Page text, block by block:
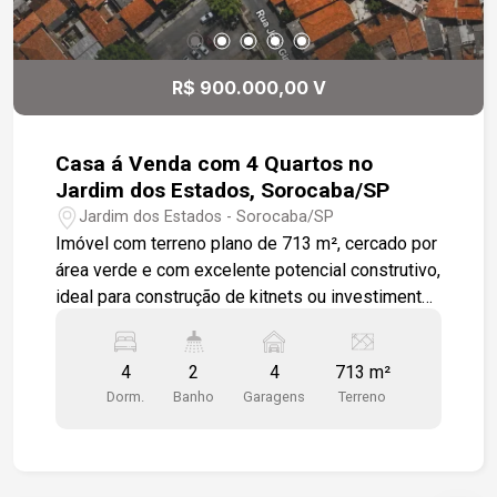
R$ 900.000,00 V
Casa á Venda com 4 Quartos no
Jardim dos Estados, Sorocaba/SP
Jardim dos Estados - Sorocaba/SP
Imóvel com terreno plano de 713 m², cercado por
área verde e com excelente potencial construtivo,
ideal para construção de kitnets ou investimento
Sala de jantar; -Cozinha; -2 banheiros; -Espaço
para até 4 veículos. Localização: -A 12 minutos
do Centro de Sorocaba; -Próximo à ETEC
4
Dorm.
2
Banho
4
Garagens
713 m²
Terreno